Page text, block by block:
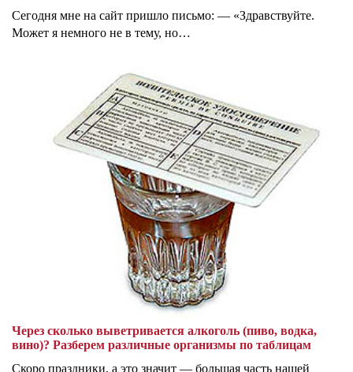
Сегодня мне на сайт пришло письмо: — «Здравствуйте.
Может я немного не в тему, но…
Через сколько выветривается алкоголь (пиво, водка,
вино)? Разберем различные организмы по таблицам
Скоро праздники, а это значит — большая часть нашей